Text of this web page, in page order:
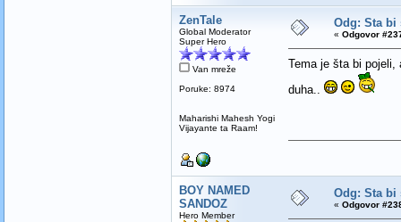
ZenTale
Global Moderator
Super Hero
Van mreže
Poruke: 8974
Maharishi Mahesh Yogi
Vijayante ta Raam!
Odg: Sta bi
« Odgovor
Tema je šta bi
duha..
BOY NAMED
SANDOZ
Hero Member
Odg: Sta bi
« Odgovor